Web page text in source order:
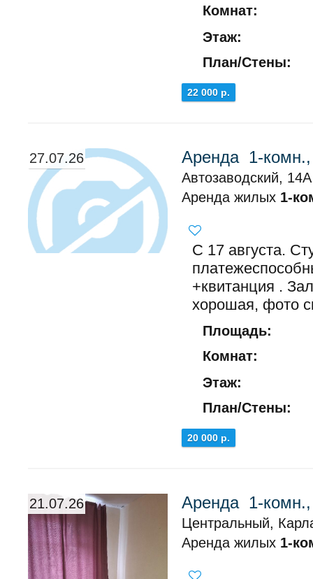
Комнат:
Этаж:
План/Стены:
22 000 р.
27.07.26 Аренда 1-комн.,
Автозаводский,
Аренда жилых 1-
С 17 августа.
+квитанция .
хорошая, фото
Площадь:
Комнат:
Этаж:
План/Стены:
20 000 р.
21.07.26 Аренда 1-
Центральный,
Аренда жилых 1-